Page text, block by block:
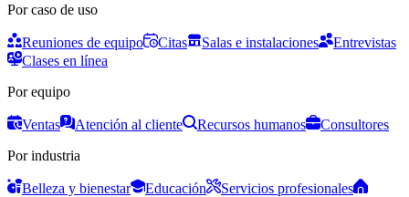
Por caso de uso
Reuniones de equipo Citas Salas e instalaciones
Entrevistas
Clases en línea
Por equipo
Ventas Atención al cliente Recursos humanos
Consultores
Por industria
Belleza y bienestar Educación
Servicios profesionales